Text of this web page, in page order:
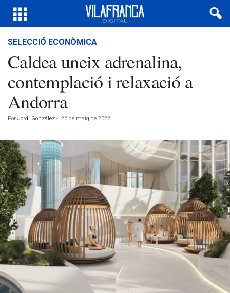
SELECCIÓ ECONÒMICA
Caldea uneix adrenalina,
contemplació i relaxació a
Andorra
Por Jordi González - 26 de maig de 2026